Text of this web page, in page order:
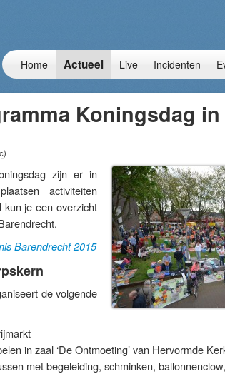
Home Actueel Live Incidenten
Koningsdag in
)
zijn er in
activiteiten
kun je een overzicht
Barendrecht 2015
de volgende
in zaal ‘De Ontmoeting’ van Hervormde
met begeleiding, schminken,